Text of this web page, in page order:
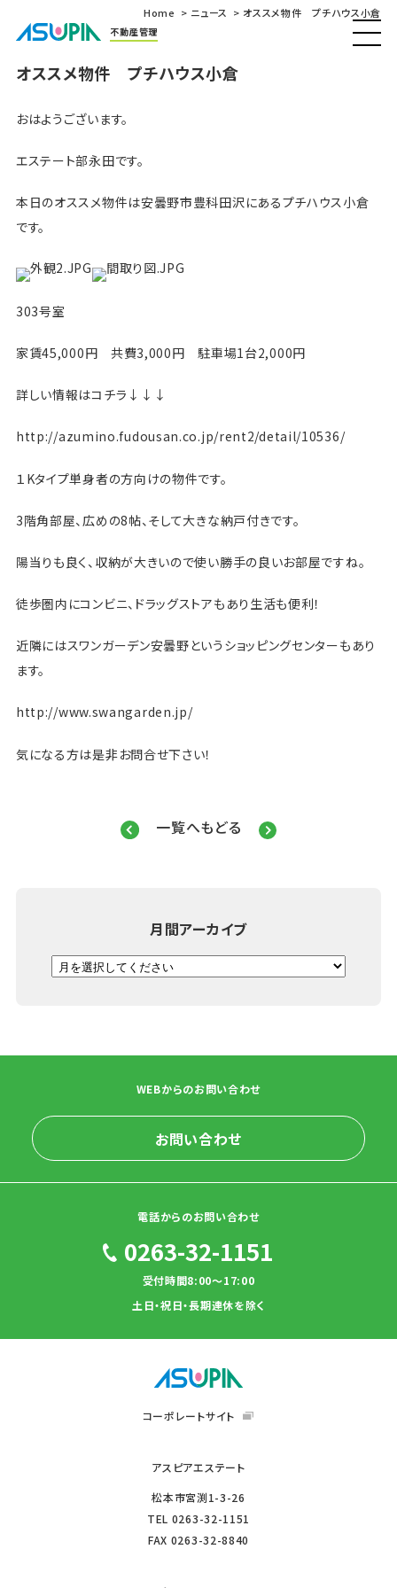
不動産管理
Home ニュース オススメ物件 プチハウス小倉
オススメ物件 プチハウス小倉
おはようございます。
エステート部永田です。
本日のオススメ物件は安曇野市豊科田沢にあるプチハウス小倉
です。
303号室
家賃45,000円 共費3,000円 駐車場1台2,000円
詳しい情報はコチラ↓↓↓
http://azumino.fudousan.co.jp/rent2/detail/10536/
１Kタイプ単身者の方向けの物件です。
3階角部屋、広めの8帖、そして大きな納戸付きです。
陽当りも良く、収納が大きいので使い勝手の良いお部屋ですね。
徒歩圏内にコンビニ、ドラッグストアもあり生活も便利！
近隣にはスワンガーデン安曇野というショッピングセンターもあり
ます。
http://www.swangarden.jp/
気になる方は是非お問合せ下さい！
一覧へもどる
月間アーカイブ
WEBからのお問い合わせ
お問い合わせ
電話からのお問い合わせ
0263-32-1151
受付時間8:00～17:00
土日・祝日・長期連休を除く
コーポレートサイト
アスピアエステート
松本市宮渕1-3-26
TEL 0263-32-1151
FAX 0263-32-8840